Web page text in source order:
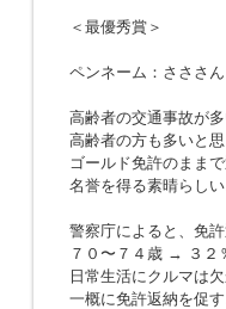
＜最優秀賞＞
ペンネーム：さささ
高齢者の交通事故が
高齢者の方も多いと
ゴールド免許のまま
名誉を得る素晴らし
警察庁によると、免
７０〜７４歳 → ３２
日常生活にクルマは
一概に免許返納を促